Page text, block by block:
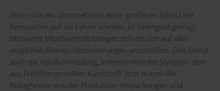
Wenn sich ein Unternehmen einen größeren Schutz der
Ressourcen auf die Fahne schreibt, ist Teamgeist gefragt.
Motivierte Mitarbeitende bringen sich ein, um auf allen
möglichen Ebenen Verbesserungen anzustoßen. Dies betraf
auch die Abfallvermeidung, insbesondere bei Styropor, dem
aus Erdöl hergestellten Kunststoff. Jetzt nutzen die
Kolleg*innen aus der Produktion Verpackungen und